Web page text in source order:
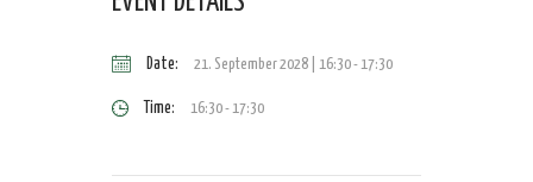
Date: 21. September 2028 | 16:30-17:30
Time: 16:30 - 17:30